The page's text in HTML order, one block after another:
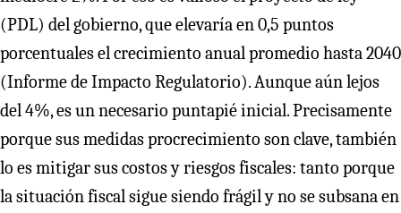
(PDL) del gobierno, que elevaría en 0,5 puntos
porcentuales el crecimiento anual promedio hasta 2040
(Informe de Impacto Regulatorio). Aunque aún lejos
del 4%, es un necesario puntapié inicial. Precisamente
porque sus medidas procrecimiento son clave, también
lo es mitigar sus costos y riesgos fiscales: tanto porque
la situación fiscal sigue siendo frágil y no se subsana en